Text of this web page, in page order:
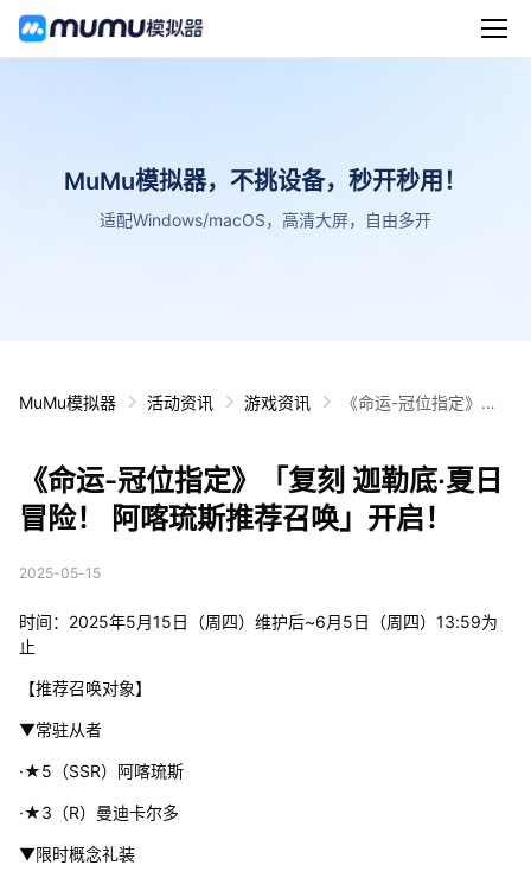
MuMu模拟器，不挑设备，秒开秒用！
适配Windows/macOS，高清大屏，自由多开
MuMu模拟器 活动资讯 游戏资讯
《命运-冠位指定》
唤」开启！
《命运-冠位指定》「复刻 迦勒底·夏日
冒险！ 阿喀琉斯推荐召唤」开启！
2025-05-15
时间：2025年5月15日（周四）维护后~6月5日（周四）13:59为
止
【推荐召唤对象】
▼常驻从者
·★5（SSR）阿喀琉斯
·★3（R）曼迪卡尔多
▼限时概念礼装